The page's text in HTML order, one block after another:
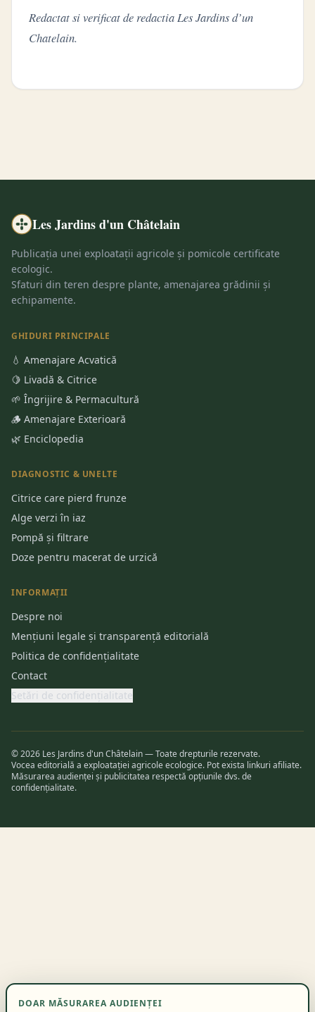
Redactat si verificat de redactia Les Jardins d’un
Chatelain.
Les Jardins d'un Châtelain
Publicația unei exploatații agricole și pomicole certificate
ecologic.
Sfaturi din teren despre plante, amenajarea grădinii și
echipamente.
GHIDURI PRINCIPALE
💧 Amenajare Acvatică
🍋 Livadă & Citrice
🌱 Îngrijire & Permacultură
🪵 Amenajare Exterioară
🌿 Enciclopedia
DIAGNOSTIC & UNELTE
Citrice care pierd frunze
Alge verzi în iaz
Pompă și filtrare
Doze pentru macerat de urzică
INFORMAȚII
Despre noi
Mențiuni legale și transparență editorială
Politica de confidențialitate
Contact
Setări de confidențialitate
© 2026 Les Jardins d'un Châtelain — Toate drepturile rezervate.
Vocea editorială a exploatației agricole ecologice. Pot exista linkuri afiliate.
Măsurarea audienței și publicitatea respectă opțiunile dvs. de
confidențialitate.
DOAR MĂSURAREA AUDIENȚEI